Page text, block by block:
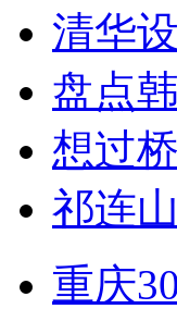
清华
盘点
想过
祁连
重庆